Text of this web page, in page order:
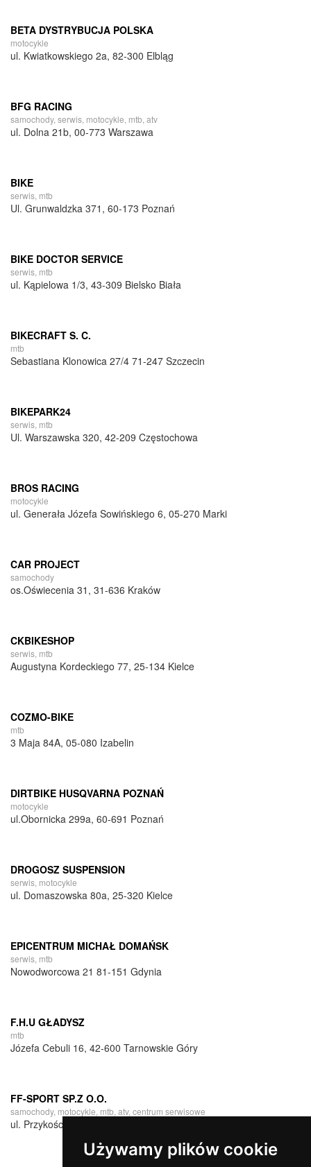
Używamy plików cookie
BETA DYSTRYBUCJA POLSKA
motocykle
ul. Kwiatkowskiego 2a, 82-300 Elbląg
BFG RACING
samochody, serwis, motocykle, mtb, atv
ul. Dolna 21b, 00-773 Warszawa
BIKE
serwis, mtb
Ul. Grunwaldzka 371, 60-173 Poznań
BIKE DOCTOR SERVICE
serwis, mtb
ul. Kąpielowa 1/3, 43-309 Bielsko Biała
BIKECRAFT S. C.
mtb
Sebastiana Klonowica 27/4 71-247 Szczecin
BIKEPARK24
serwis, mtb
Ul. Warszawska 320, 42-209 Częstochowa
BROS RACING
motocykle
ul. Generała Józefa Sowińskiego 6, 05-270 Marki
CAR PROJECT
samochody
os.Oświecenia 31, 31-636 Kraków
CKBIKESHOP
serwis, mtb
Augustyna Kordeckiego 77, 25-134 Kielce
COZMO-BIKE
mtb
3 Maja 84A, 05-080 Izabelin
DIRTBIKE HUSQVARNA POZNAŃ
motocykle
ul.Obornicka 299a, 60-691 Poznań
DROGOSZ SUSPENSION
serwis, motocykle
ul. Domaszowska 80a, 25-320 Kielce
EPICENTRUM MICHAŁ DOMAŃSK
serwis, mtb
Nowodworcowa 21 81-151 Gdynia
F.H.U GŁADYSZ
mtb
Józefa Cebuli 16, 42-600 Tarnowskie Góry
FF-SPORT SP.Z O.O.
samochody, motocykle, mtb, atv, centrum serwisowe
ul. Przykościelna 4A ,05-152 Palmiry